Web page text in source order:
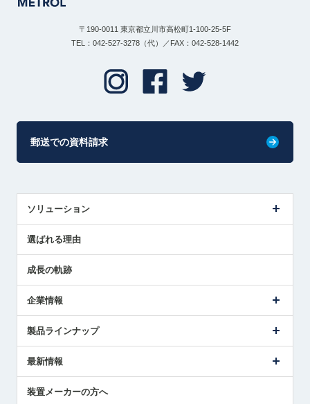
〒190-0011 東京都立川市高松町1-100-25-5F
TEL：042-527-3278（代）／FAX：042-528-1442
郵送での資料請求
ソリューション
解決策提案
選ばれる理由
成長の軌跡
企業情報
ごあいさつ
受賞履歴
採用情報
製品ラインナップ
ツールセッタ製品
エアマイクロセンサ製品
最新情報
メトロールの技術
装置メーカーの方へ